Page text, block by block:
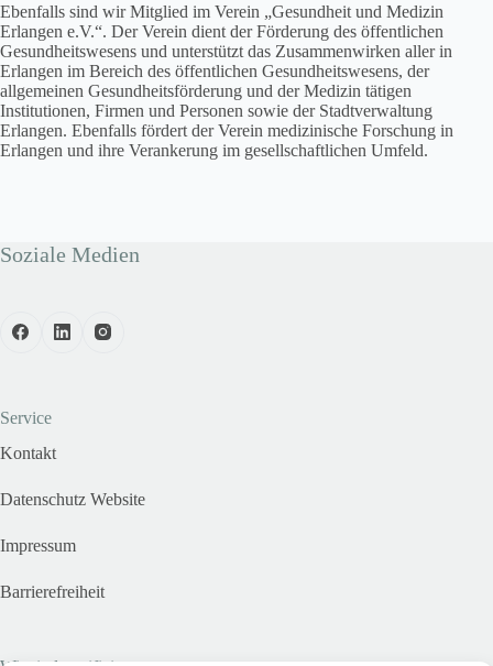
Ebenfalls sind wir Mitglied im Verein „Gesundheit und Medizin
Erlangen e.V.“. Der Verein dient der Förderung des öffentlichen
Gesundheitswesens und unterstützt das Zusammenwirken aller in
Erlangen im Bereich des öffentlichen Gesundheitswesens, der
allgemeinen Gesundheitsförderung und der Medizin tätigen
Institutionen, Firmen und Personen sowie der Stadtverwaltung
Erlangen. Ebenfalls fördert der Verein medizinische Forschung in
Erlangen und ihre Verankerung im gesellschaftlichen Umfeld.
Soziale Medien
Service
Kontakt
Datenschutz Website
Impressum
Barrierefreiheit